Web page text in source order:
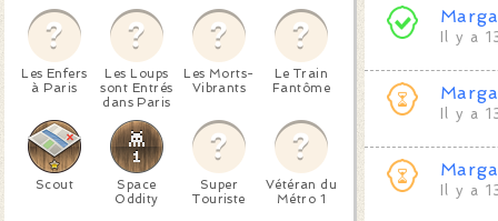
Les Enfers
à Paris
Les Loups
sont Entrés
dans Paris
Les Morts-
Vibrants
Le Train
Fantôme
Scout
Space
Oddity
Super
Touriste
Vétéran du
Métro 1
Il y a
Il y a
Il y a